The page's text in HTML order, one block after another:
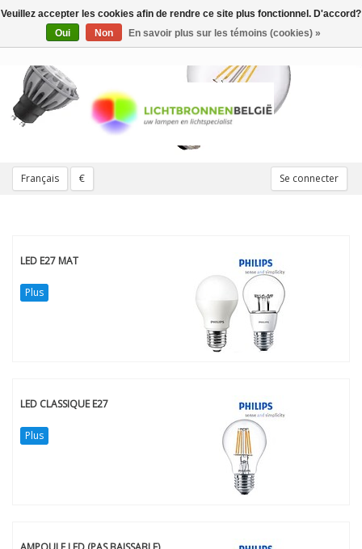
Français € Se connecter
Toggle
navigation
LED E27 MAT
Plus
LED CLASSIQUE E27
Plus
Veuillez accepter les cookies afin de rendre ce site plus fonctionnel. D'accord?
Oui
Non En savoir plus sur les témoins (cookies) »